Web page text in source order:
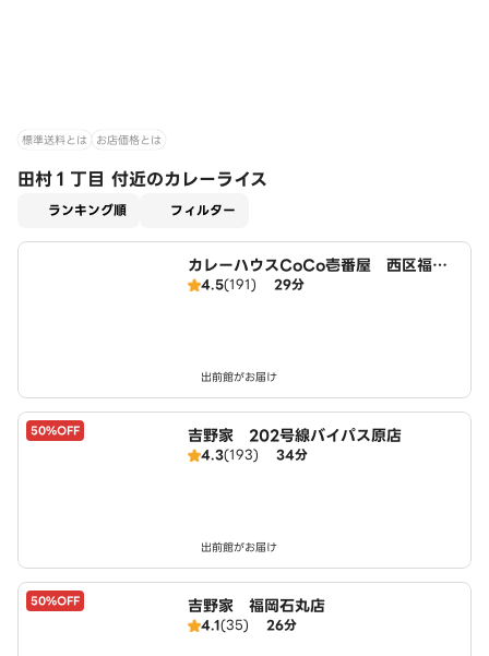
標準送料とは お店価格とは
田村１丁目 付近のカレーライス
ランキング順 フィルター
カレーハウスCoCo壱番屋 西区福重
店（SD）
4.5(191) 29分
出前館がお届け
50%OFF 吉野家 202号線バイパス原店
4.3(193) 34分
出前館がお届け
50%OFF 吉野家 福岡石丸店
4.1(35) 26分